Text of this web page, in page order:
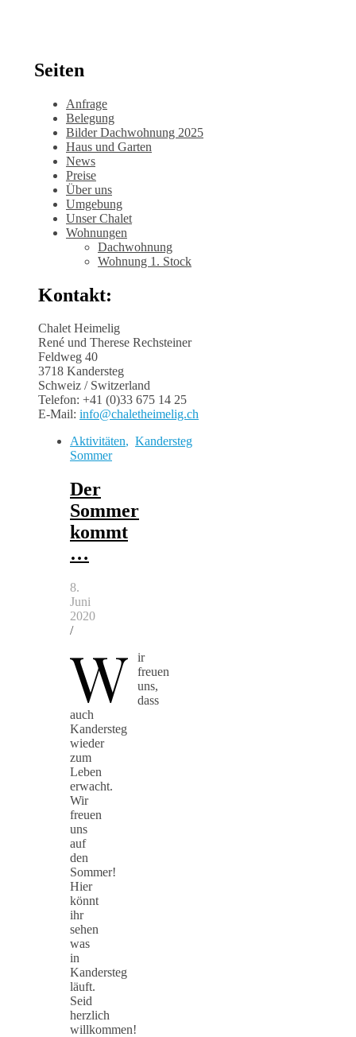
Seiten
Anfrage
Belegung
Bilder Dachwohnung 2025
Haus und Garten
News
Preise
Über uns
Umgebung
Unser Chalet
Wohnungen
Dachwohnung
Wohnung 1. Stock
Kontakt:
Chalet Heimelig
René und Therese Rechsteiner
Feldweg 40
3718 Kandersteg
Schweiz / Switzerland
Telefon: +41 (0)33 675 14 25
E-Mail: info@chaletheimelig.ch
Aktivitäten, Kandersteg
Sommer
Der
Sommer
kommt
…
8.
Juni
2020
/
W
ir
freuen
uns,
dass
auch
Kandersteg
wieder
zum
Leben
erwacht.
Wir
freuen
uns
auf
den
Sommer!
Hier
könnt
ihr
sehen
was
in
Kandersteg
läuft.
Seid
herzlich
willkommen!